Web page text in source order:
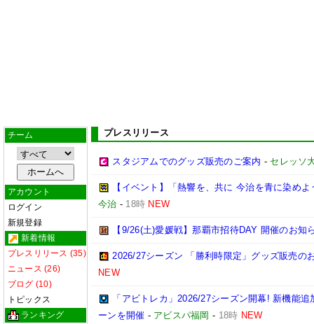
チーム
アカウント
ログイン
新規登録
新着情報
プレスリリース (35)
ニュース (26)
ブログ (10)
トピックス
ランキング
プレスリリース
スタジアムでのグッズ販売のご案内 - セレッソ
【イベント】「熱響を、共に 今治を青に染め
今治 - 18時 NEW
【9/26(土)愛媛戦】那覇市招待DAY 開催のお知
2026/27シーズン 「勝利時限定」グッズ販売の
NEW
「アビトレカ」2026/27シーズン開幕! 新機能
ーンを開催 - アビスパ福岡 - 18時 NEW